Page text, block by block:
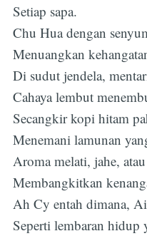
Setiap sapa.
Chu Hua dengan
Menuangkan
Di sudut jendela,
Cahaya lembut
Secangkir kopi hitam
Menemani lamunan
Aroma melati, jahe,
Membangkitkan
Ah Cy entah dimana,
Seperti lembaran hidup